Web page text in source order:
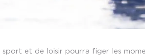
et de loisir pourra figer les